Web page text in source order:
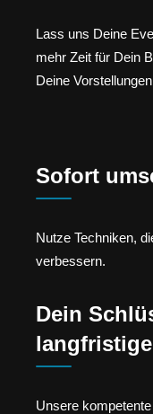
Lass uns Deine
mehr Zeit für Dein
Deine
Sofort
Nutze Techniken,
verbessern.
Dein
Unsere